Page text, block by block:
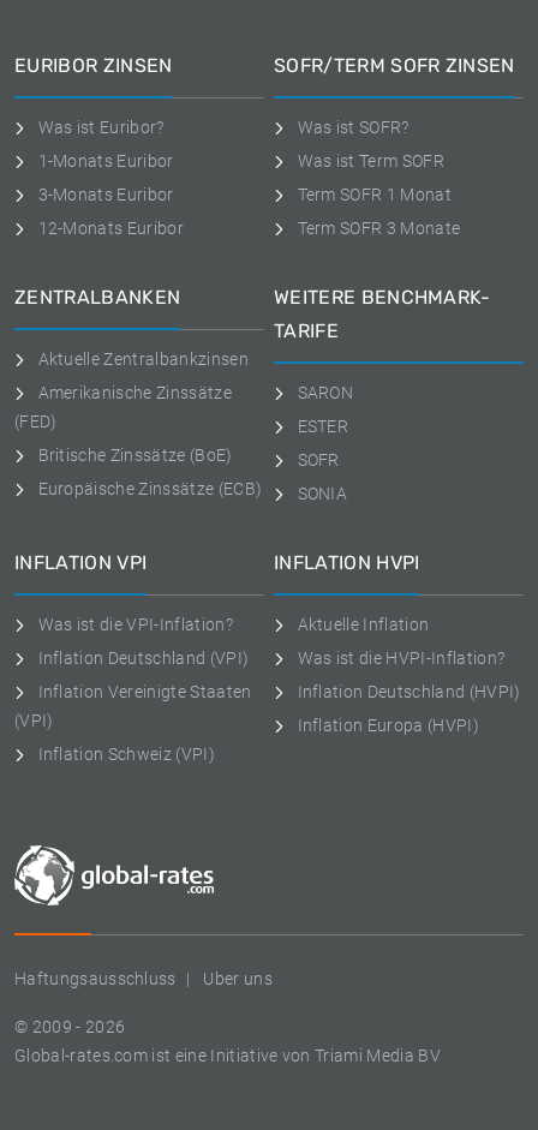
Haftungsausschluss Uber uns
© 2009 - 2026
Global-rates.com ist eine Initiative von Triami Media BV
EURIBOR ZINSEN
Was ist Euribor?
1-Monats Euribor
3-Monats Euribor
12-Monats Euribor
SOFR/TERM SOFR ZINSEN
Was ist SOFR?
Was ist Term SOFR
Term SOFR 1 Monat
Term SOFR 3 Monate
ZENTRALBANKEN
Aktuelle Zentralbankzinsen
Amerikanische Zinssätze
(FED)
Britische Zinssätze (BoE)
Europäische Zinssätze (ECB)
WEITERE BENCHMARK-
TARIFE
SARON
ESTER
SOFR
SONIA
INFLATION VPI
Was ist die VPI-Inflation?
Inflation Deutschland (VPI)
Inflation Vereinigte Staaten
(VPI)
Inflation Schweiz (VPI)
INFLATION HVPI
Aktuelle Inflation
Was ist die HVPI-Inflation?
Inflation Deutschland (HVPI)
Inflation Europa (HVPI)